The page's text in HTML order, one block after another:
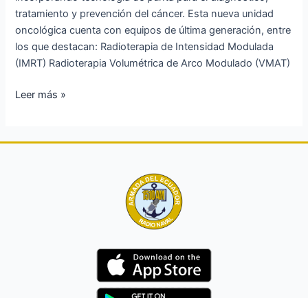
tratamiento y prevención del cáncer. Esta nueva unidad
oncológica cuenta con equipos de última generación, entre
los que destacan: Radioterapia de Intensidad Modulada
(IMRT) Radioterapia Volumétrica de Arco Modulado (VMAT)
FF.AA.
Leer más »